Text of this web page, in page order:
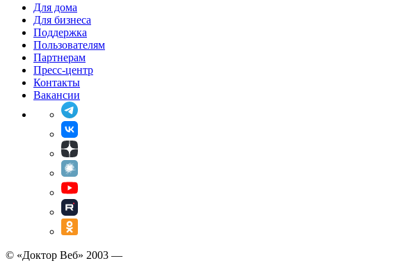
Для дома
Для бизнеса
Поддержка
Пользователям
Партнерам
Пресс-центр
Контакты
Вакансии
© «Доктор Веб» 2003 —